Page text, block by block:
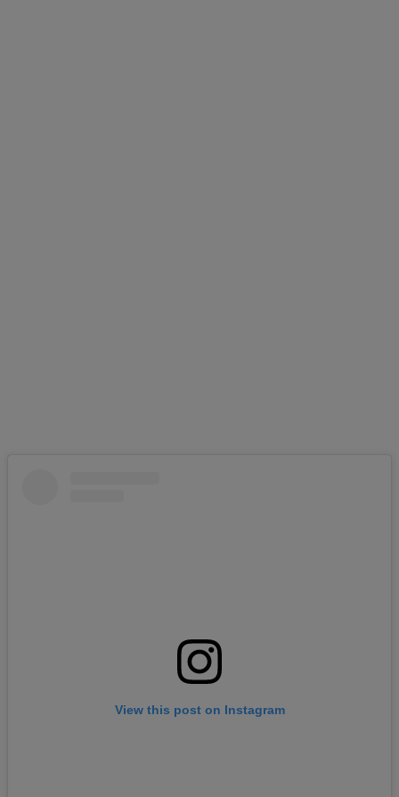
View this post on Instagram